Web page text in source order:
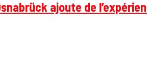
ajoute de